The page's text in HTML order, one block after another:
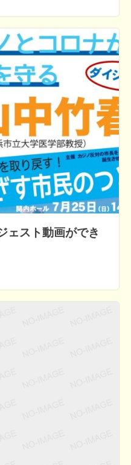
ェスト動画ができ